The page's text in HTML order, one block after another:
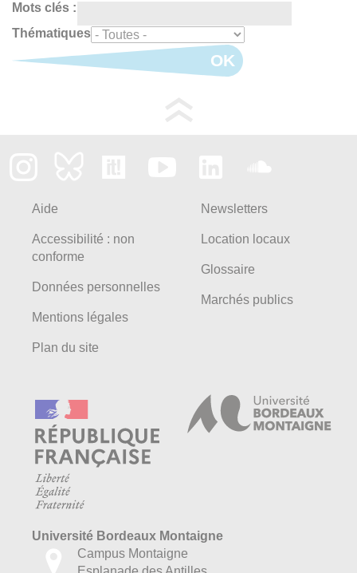
Mots clés :
Thématiques
OK
Aide
Accessibilité : non
conforme
Données personnelles
Mentions légales
Plan du site
Newsletters
Location locaux
Glossaire
Marchés publics
Université Bordeaux Montaigne
Campus Montaigne